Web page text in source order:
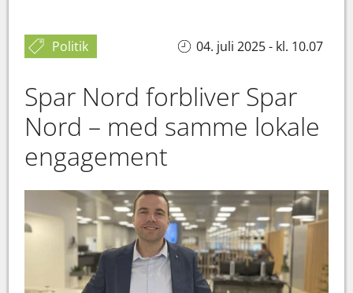
Politik 04. juli 2025 - kl. 10.07
Spar Nord forbliver Spar
Nord – med samme lokale
engagement